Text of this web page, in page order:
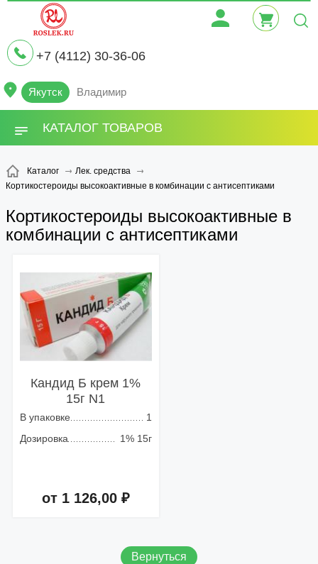
+7 (4112) 30-36-06
Якутск Владимир
КАТАЛОГ ТОВАРОВ
Каталог
Лек. средства
Кортикостероиды высокоактивные в комбинации с антисептиками
Кортикостероиды высокоактивные в
комбинации с антисептиками
Кандид Б крем 1%
15г N1
В упаковке
1
Дозировка
1% 15г
от 1 126,00 ₽
Вернуться